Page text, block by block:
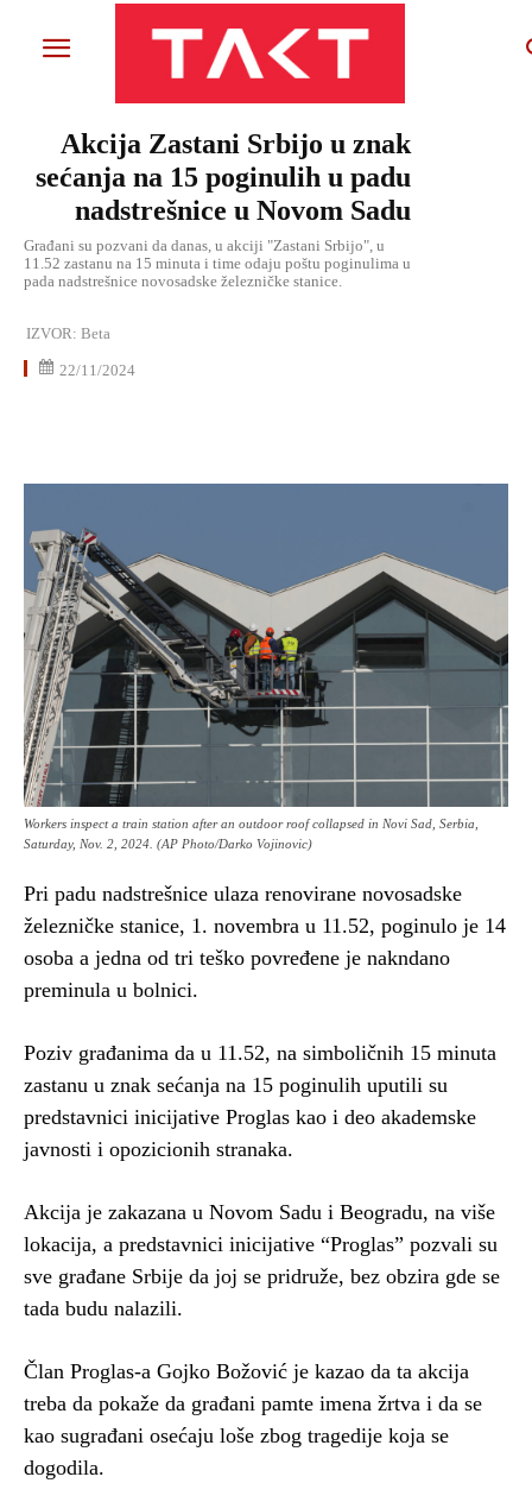
Akcija Zastani Srbijo u znak
sećanja na 15 poginulih u padu
nadstrešnice u Novom Sadu
Građani su pozvani da danas, u akciji "Zastani Srbijo", u
11.52 zastanu na 15 minuta i time odaju poštu poginulima u
pada nadstrešnice novosadske železničke stanice.
IZVOR: Beta
22/11/2024
Workers inspect a train station after an outdoor roof collapsed in Novi Sad, Serbia,
Saturday, Nov. 2, 2024. (AP Photo/Darko Vojinovic)
Pri padu nadstrešnice ulaza renovirane novosadske
železničke stanice, 1. novembra u 11.52, poginulo je 14
osoba a jedna od tri teško povređene je nakndano
preminula u bolnici.
Poziv građanima da u 11.52, na simboličnih 15 minuta
zastanu u znak sećanja na 15 poginulih uputili su
predstavnici inicijative Proglas kao i deo akademske
javnosti i opozicionih stranaka.
Akcija je zakazana u Novom Sadu i Beogradu, na više
lokacija, a predstavnici inicijative “Proglas” pozvali su
sve građane Srbije da joj se pridruže, bez obzira gde se
tada budu nalazili.
Član Proglas-a Gojko Božović je kazao da ta akcija
treba da pokaže da građani pamte imena žrtva i da se
kao sugrađani osećaju loše zbog tragedije koja se
dogodila.